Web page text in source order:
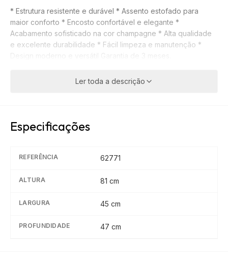
* Estrutura resistente e durável * Assento estofado para
maior conforto * Encosto confortável e elegante *
Acabamento sofisticado na cor champagne * Alta qualidade
e excelente durabilidade * Fácil limpeza e manutenção *
Ler toda a descrição
Especificações
REFERÊNCIA 62771
ALTURA 81 cm
LARGURA 45 cm
PROFUNDIDADE 47 cm